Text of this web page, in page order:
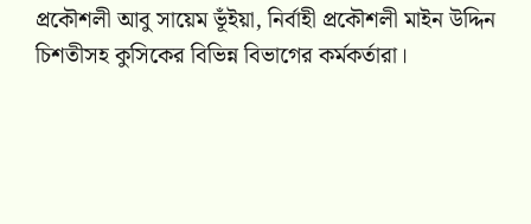
প্রকৌশলী আবু সায়েম ভূঁইয়া, নির্বাহী প্রকৌশলী মাইন উদ্দিন
চিশতীসহ কুসিকের বিভিন্ন বিভাগের কর্মকর্তারা।